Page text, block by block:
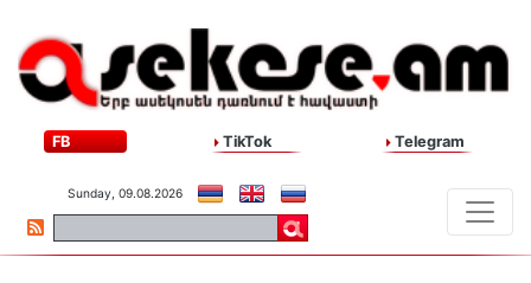
FB TikTok Telegram
Sunday, 09.08.2026